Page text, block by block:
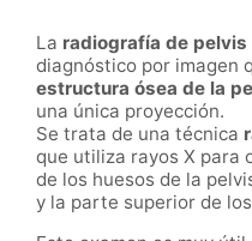
La radiografía de pelvis
diagnóstico por imagen
estructura ósea de la
una única proyección.
Se trata de una técnica
que utiliza rayos X para
de los huesos de la
y la parte superior de